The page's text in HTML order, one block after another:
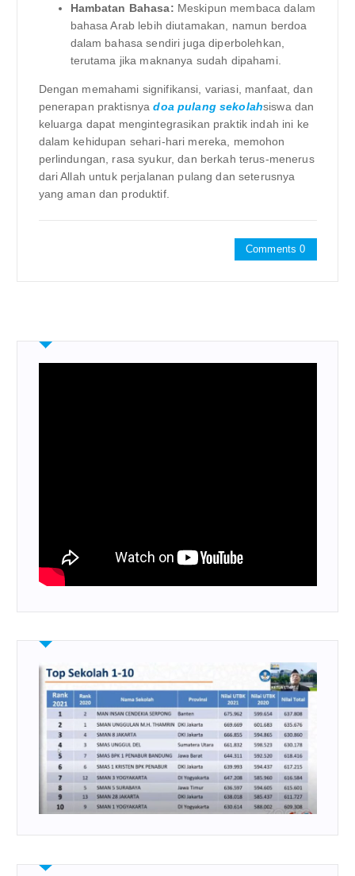
Hambatan Bahasa: Meskipun membaca dalam
bahasa Arab lebih diutamakan, namun berdoa
dalam bahasa sendiri juga diperbolehkan,
terutama jika maknanya sudah dipahami.
Dengan memahami signifikansi, variasi, manfaat, dan
penerapan praktisnyadoa pulang sekolahsiswa dan
keluarga dapat mengintegrasikan praktik indah ini ke
dalam kehidupan sehari-hari mereka, memohon
perlindungan, rasa syukur, dan berkah terus-menerus
dari Allah untuk perjalanan pulang dan seterusnya
yang aman dan produktif.
Comments 0